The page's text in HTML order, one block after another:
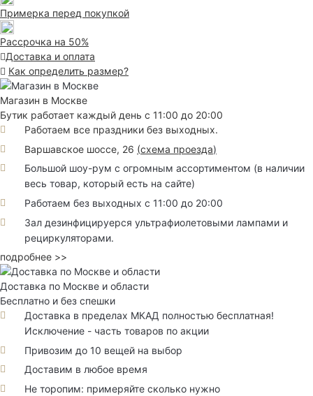
Примерка перед покупкой
Рассрочка на 50%
Доставка и оплата
Как определить размер?
Магазин в Москве
Бутик работает каждый день с 11:00 до 20:00
Работаем все праздники без выходных.
Варшавское шоссе, 26 (схема проезда)
Большой шоу-рум с огромным ассортиментом (в наличии
весь товар, который есть на сайте)
Работаем без выходных с 11:00 до 20:00
Зал дезинфицируерся ультрафиолетовыми лампами и
рециркуляторами.
подробнее >>
Доставка по Москве и области
Бесплатно и без спешки
Доставка в пределах МКАД полностью бесплатная!
Исключение - часть товаров по акции
Привозим до 10 вещей на выбор
Доставим в любое время
Не торопим: примеряйте сколько нужно